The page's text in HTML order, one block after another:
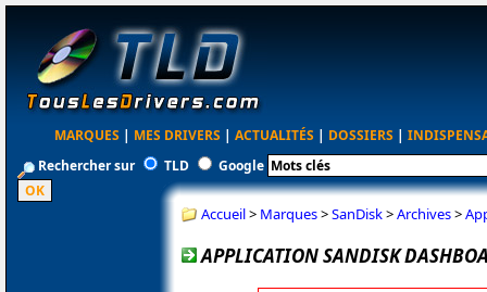
MARQUES | MES DRIVERS | ACTUALITÉS | DOSSIERS |
Rechercher sur
TLD Google
Accueil> Marques>SanDisk>Archives>
APPLICATION SANDISK